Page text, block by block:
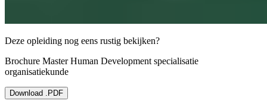
Deze opleiding nog eens rustig bekijken?
Brochure Master Human Development specialisatie
organisatiekunde
Download .PDF